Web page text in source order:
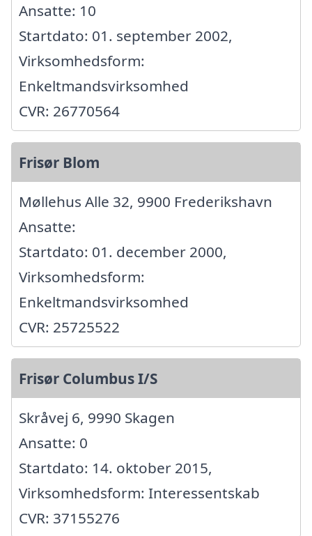
Ansatte: 10
Startdato: 01. september 2002,
Virksomhedsform:
Enkeltmandsvirksomhed
CVR: 26770564
Frisør Blom
Møllehus Alle 32, 9900 Frederikshavn
Ansatte:
Startdato: 01. december 2000,
Virksomhedsform:
Enkeltmandsvirksomhed
CVR: 25725522
Frisør Columbus I/S
Skråvej 6, 9990 Skagen
Ansatte: 0
Startdato: 14. oktober 2015,
Virksomhedsform: Interessentskab
CVR: 37155276